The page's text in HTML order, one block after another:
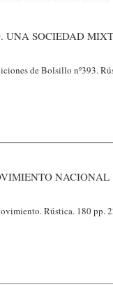
UNA SOCIEDAD
de Bolsillo nº393.
NACIONAL
Rústica. 180 pp.